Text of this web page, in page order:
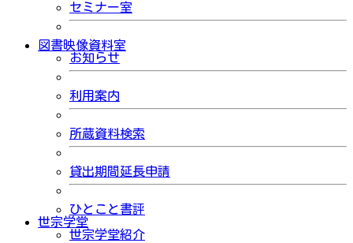
セミナー室
図書映像資料室
お知らせ
利用案内
所蔵資料検索
貸出期間延長申請
ひとこと書評
世宗学堂
世宗学堂紹介